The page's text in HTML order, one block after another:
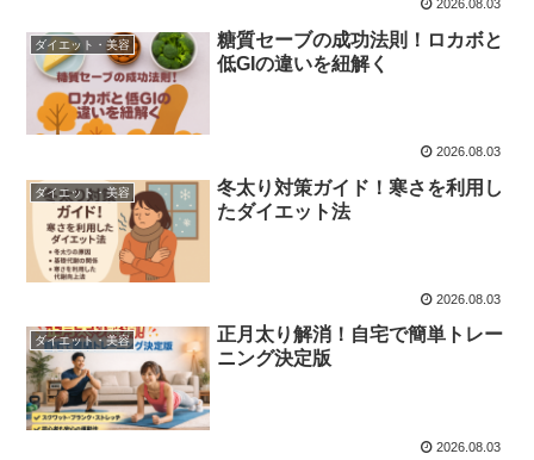
2026.08.03
ダイエット・美容
糖質セーブの成功法則！ロカボと
低GIの違いを紐解く
2026.08.03
ダイエット・美容
冬太り対策ガイド！寒さを利用し
たダイエット法
2026.08.03
ダイエット・美容
正月太り解消！自宅で簡単トレー
ニング決定版
2026.08.03